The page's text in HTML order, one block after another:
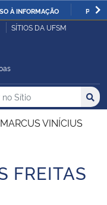
À INFORMAÇÃO
SÍTIOS DA UFSM
no no Sítio
MARCUS VINÍCIUS
FREITAS